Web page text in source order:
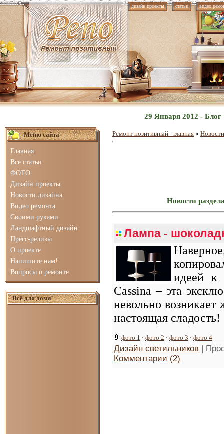
дизайн проекты статьи видео
29 Января 2012 -
Меню сайта
Главная
Все статьи
ФОТО
Дизайн проекты
Новости дизайна
Видео ремонта
Своими руками
Ландшафтный дизайн
Пресс-релизы
О проекте
Напишите нам!
Вопросы о ремонте
Всё для дома
Ремонт позитивный - главная »
Новости
Лампа -
идеей к
Cassina – эта
невольно возникает
настоящая сладость!
фото 1 · фото 2 · фото 3 · фото 4
Дизайн светильников |
Комментарии (2)